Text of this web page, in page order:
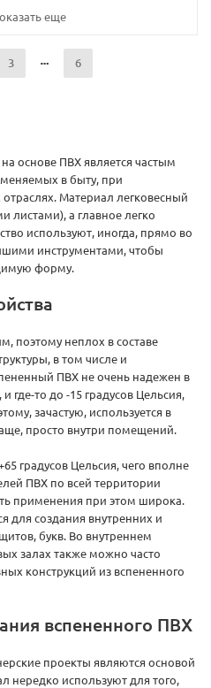
еще
3 6
основе ПВХ является частым
в быту, при
Материал легковесный
листами), а главное легко
используют, иногда, прямо во
инструментами, чтобы
форму.
поэтому неплох в составе
в том числе и
ПВХ не очень надежен в
где-то до -15 градусов Цельсия,
зачастую, используется в
просто внутри помещений.
градусов Цельсия, чего вполне
ПВХ по всей территории
применения при этом широка.
для создания внутренних и
букв. Во внутреннем
залах также можно часто
конструкций из вспененного
вспененного ПВХ
проекты являются основой
нередко используют для того,